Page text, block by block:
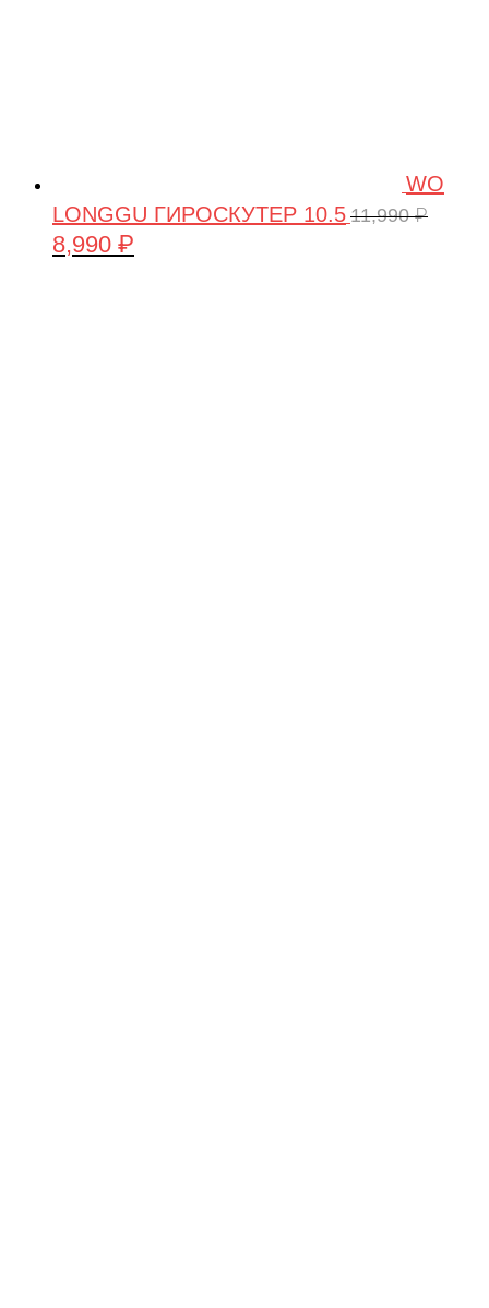
WO
LONGGU ГИРОСКУТЕР 10.5 11,990₽
Первоначальная
8,990 ₽